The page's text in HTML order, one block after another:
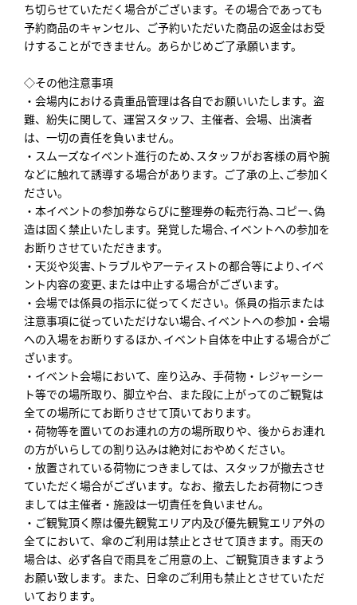
ち切らせていただく場合がございます。その場合であっても
予約商品のキャンセル、ご予約いただいた商品の返金はお受
けすることができません。あらかじめご了承願います。
◇その他注意事項
・会場内における貴重品管理は各自でお願いいたします。盗
難、紛失に関して、運営スタッフ、主催者、会場、出演者
は、一切の責任を負いません。
・スムーズなイベント進行のため､スタッフがお客様の肩や腕
などに触れて誘導する場合があります。ご了承の上､ご参加く
ださい。
・本イベントの参加券ならびに整理券の転売行為､コピー､偽
造は固く禁止いたします。発覚した場合､イベントへの参加を
お断りさせていただきます。
・天災や災害､トラブルやアーティストの都合等により､イベ
ント内容の変更､または中止する場合がございます。
・会場では係員の指示に従ってください。係員の指示または
注意事項に従っていただけない場合､イベントへの参加・会場
への入場をお断りするほか､イベント自体を中止する場合がご
ざいます。
・イベント会場において、座り込み、手荷物・レジャーシー
ト等での場所取り、脚立や台、また段に上がってのご観覧は
全ての場所にてお断りさせて頂いております。
・荷物等を置いてのお連れの方の場所取りや、後からお連れ
の方がいらしての割り込みは絶対におやめください。
・放置されている荷物につきましては、スタッフが撤去させ
ていただく場合がございます。なお、撤去したお荷物につき
ましては主催者・施設は一切責任を負いません。
・ご観覧頂く際は優先観覧エリア内及び優先観覧エリア外の
全てにおいて、傘のご利用は禁止とさせて頂きます。雨天の
場合は、必ず各自で雨具をご用意の上、ご観覧頂きますよう
お願い致します。また、日傘のご利用も禁止とさせていただ
いております。